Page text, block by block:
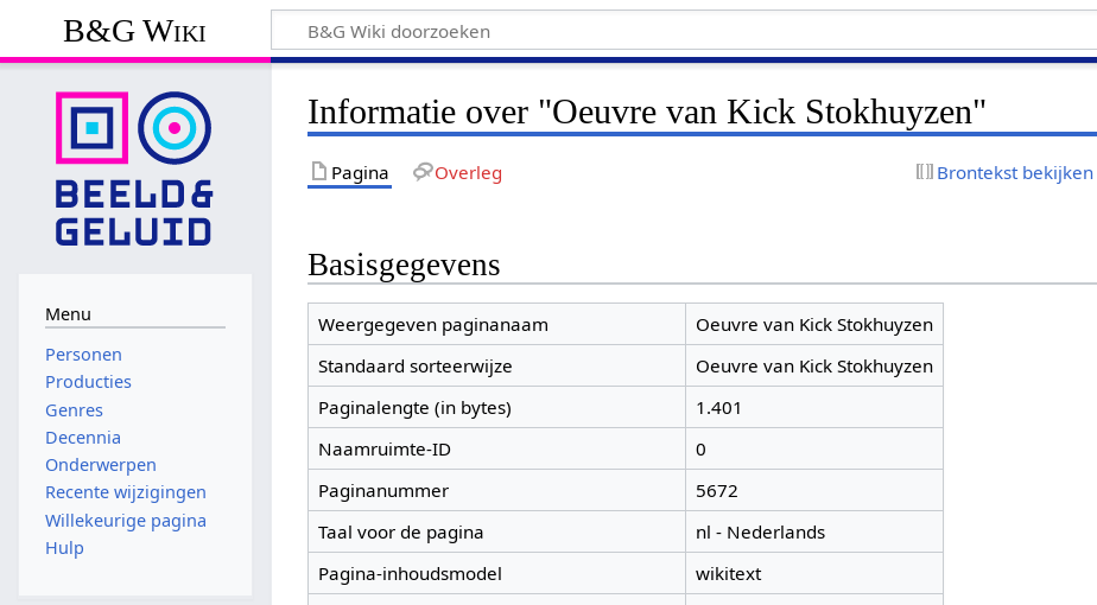
B&G Wiki
Informatie over "Oeuvre van Kick Stokhuyzen"
Pagina Overleg Brontekst bekijken
Basisgegevens
Weergegeven paginanaam
Oeuvre van Kick Stokhuyzen
Standaard sorteerwijze
Oeuvre van Kick Stokhuyzen
Paginalengte (in bytes)
1.401
Naamruimte-ID
0
Paginanummer
5672
Taal voor de pagina
nl - Nederlands
Pagina-inhoudsmodel
wikitext
Menu
Personen
Producties
Genres
Decennia
Onderwerpen
Recente wijzigingen
Willekeurige pagina
Hulp